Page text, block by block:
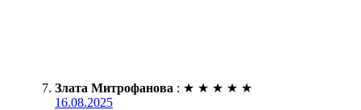
Злата Митрофанова : ★ ★ ★ ★ ★
16.08.2025